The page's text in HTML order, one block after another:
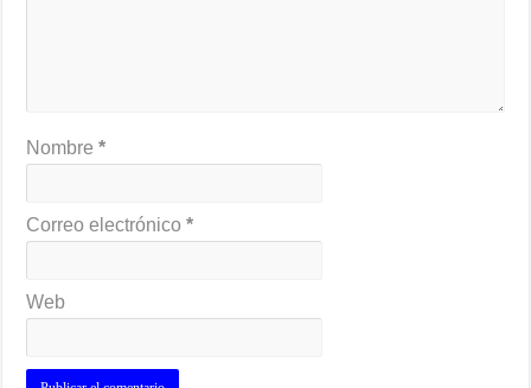
Nombre*
Correo electrónico*
Web